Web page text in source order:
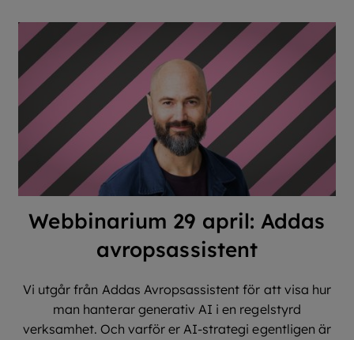
Webbinarium 29 april: Addas
avropsassistent
Vi utgår från Addas Avropsassistent för att visa hur
man hanterar generativ AI i en regelstyrd
verksamhet. Och varför er AI-strategi egentligen är